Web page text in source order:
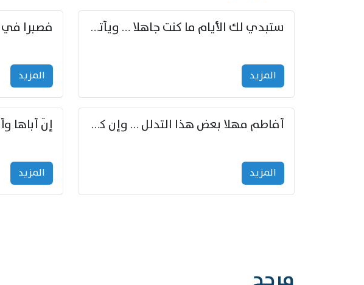
ستبدي لك الأيام ما كنت جاهلا … ويأتيك بالأخبار من لم تزوّد
المزید المزید
أفاطم مهلا بعض هذا التدلل … وإن كنت قد أزمعت صرمي فأجملي
المزید المزید